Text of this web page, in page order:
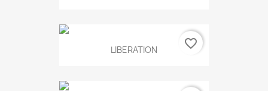
LIBERATION favorite_border